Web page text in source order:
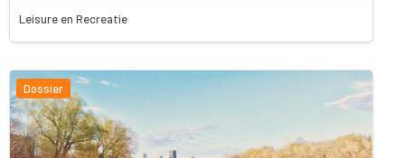
Leisure en Recreatie
Dossier